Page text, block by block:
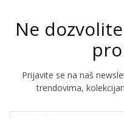
Ne
Prijavite se na naš
trendovima,